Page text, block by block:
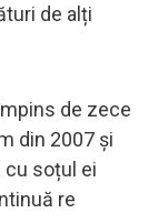
de alți
de zece
din 2007 și
cu soțul ei
re